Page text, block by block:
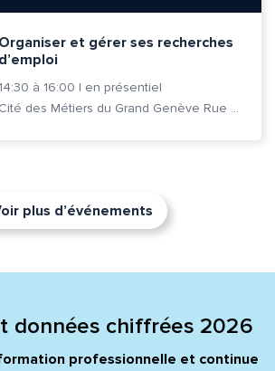
Organiser et gérer ses recherches
d’emploi
14:30 à 16:00 | en présentiel
Cité des Métiers du Grand Genève Rue Prévost-Martin 6 1205 Genève
plus d’événements
données chiffrées 2026
professionnelle et continue